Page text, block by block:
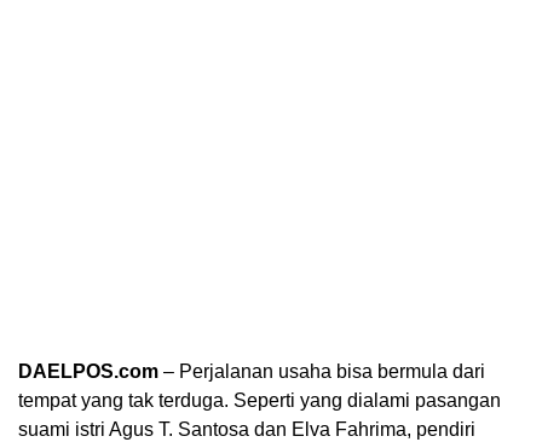
DAELPOS.com – Perjalanan usaha bisa bermula dari
tempat yang tak terduga. Seperti yang dialami pasangan
suami istri Agus T. Santosa dan Elva Fahrima, pendiri